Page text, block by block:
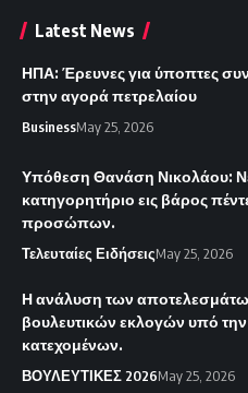
Latest News
ΗΠΑ: Έρευνες για ύποπτες
στην αγορά πετρελαίου
BusinessMay 25, 2026
Υπόθεση Θανάση Νικολάου:
κατηγορητήριο εις βάρος
προσώπων.
Τελευταίες ΕιδήσειςMay 25, 2026
Η ανάλυση των
βουλευτικών εκλογών υπό
κατεχομένων.
ΒΟΥΛΕΥΤΙΚΕΣ 2026May 25, 2026